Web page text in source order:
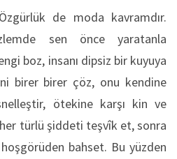
de moda kavramdır.
sen önce yaratanla
boz, insanı dipsiz bir kuyuya
birer birer çöz, onu kendine
ötekine karşı kin ve
türlü şiddeti teşvîk et, sonra
bahset. Bu yüzden